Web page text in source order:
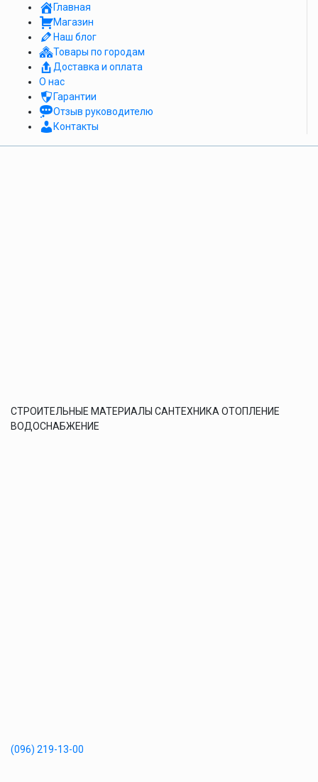
Главная
Магазин
Наш блог
Товары по городам
Доставка и оплата
О нас
Гарантии
Отзыв руководителю
Контакты
СТРОИТЕЛЬНЫЕ МАТЕРИАЛЫ САНТЕХНИКА ОТОПЛЕНИЕ
ВОДОСНАБЖЕНИЕ
(096) 219-13-00